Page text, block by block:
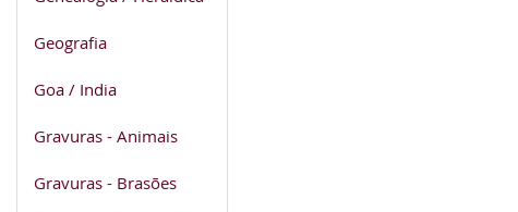
Geografia
Goa / India
Gravuras - Animais
Gravuras - Brasões